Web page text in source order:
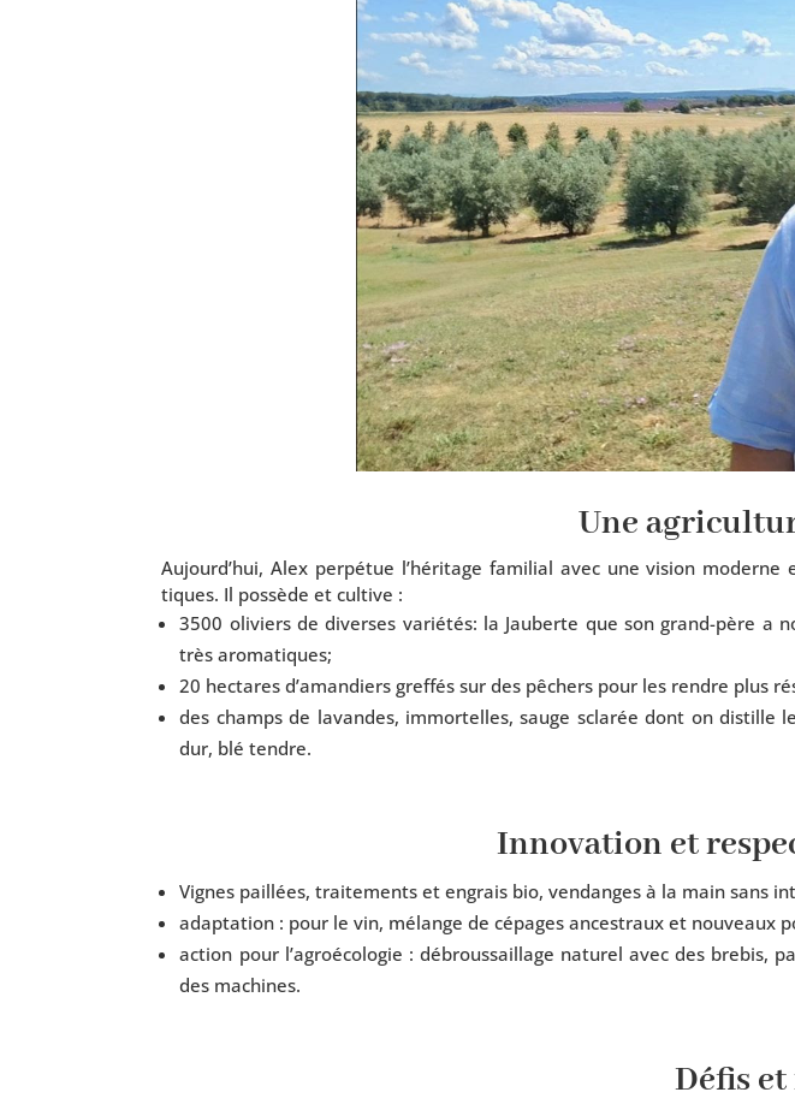
Une
Aujourd’hui, Alex per­pé­tue l’hé­ri­tage fami­lial avec une vision
tiques. Il pos­sède et cultive :
3500 oli­viers de diverses varié­tés: la Jauberte que son grand-père a
très aromatiques;
20 hec­tares d’amandiers gref­fés sur des pêchers pour les rendre plus
des champs de lavandes, immor­telles, sauge scla­rée dont on dis­tille
dur, blé tendre.
Innovation et
Vignes paillées, trai­te­ments et engrais bio, ven­danges à la main sans
adap­ta­tion : pour le vin, mélange de cépages ances­traux et nou­veaux
action pour l’agroécologie : débrous­saillage natu­rel avec des bre­bis,
des machines.
Défis